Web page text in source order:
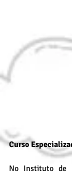
Curso
No Instituto de